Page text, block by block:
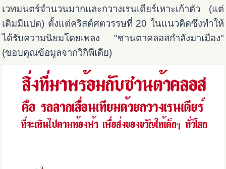
เวทมนตร์จำนวนมากและกวางเรนเดียร์เหาะเก้าตัว (แต่
เดิมมีแปด) ตั้งแต่คริสต์ศตวรรษที่ 20 ในแนวคิดซึ่งทำให้
ได้รับความนิยมโดยเพลง "ซานตาคลอสกำลังมาเมือง"
(ขอบคุณข้อมูลจากวิกิพีเดีย)